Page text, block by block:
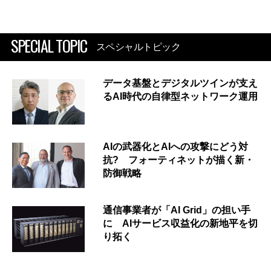
SPECIAL TOPIC スペシャルトピック
データ基盤とデジタルツインが支え
るAI時代の自律型ネットワーク運用
AIの武器化とAIへの攻撃にどう対
抗? フォーティネットが描く新・
防御戦略
通信事業者が「AI Grid」の担い手
に AIサービス収益化の新地平を切
り拓く